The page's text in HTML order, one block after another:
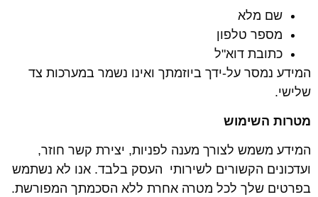
שם מלא
מספר טלפון
כתובת דוא"ל
המידע נמסר על-ידך ביוזמתך ואינו נשמר במערכות צד
שלישי.
מטרות השימוש
המידע משמש לצורך מענה לפניות, יצירת קשר חוזר,
ועדכונים הקשורים לשירותי העסק בלבד. אנו לא נשתמש
בפרטים שלך לכל מטרה אחרת ללא הסכמתך המפורשת.